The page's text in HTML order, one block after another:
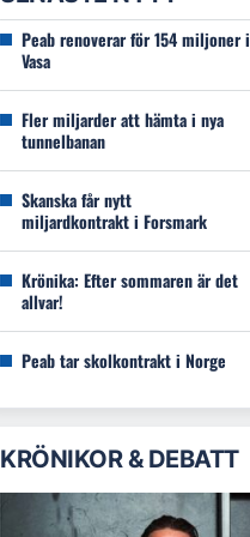
Peab renoverar för 154 miljoner i
Vasa
Fler miljarder att hämta i nya
tunnelbanan
Skanska får nytt
miljardkontrakt i Forsmark
Krönika: Efter sommaren är det
allvar!
Peab tar skolkontrakt i Norge
KRÖNIKOR & DEBATT